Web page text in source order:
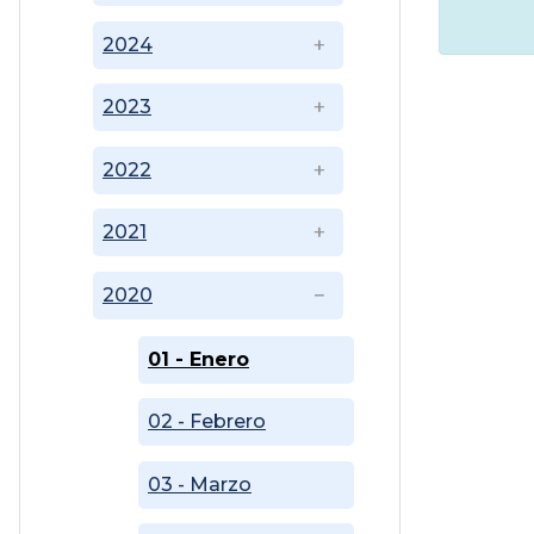
2020
01 - Enero
02 - Febrero
03 - Marzo
2021
2022
2023
2024